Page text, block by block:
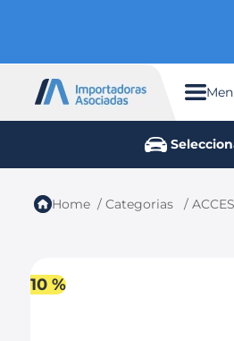
Categorias
10 %
TÉRMINOS MÁS
chevrolet
spark gt